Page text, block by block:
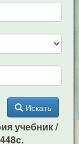
Искать
учебник /